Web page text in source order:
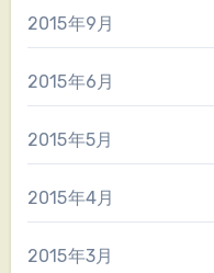
2015年9月
2015年6月
2015年5月
2015年4月
2015年3月